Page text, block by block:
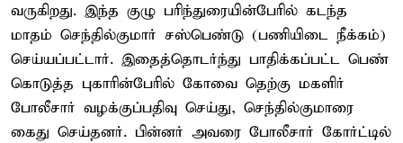
வருகிறது. இந்த குழு பரிந்துரையின்பேரில் கடந்த
மாதம் செந்தில்குமார் சஸ்பெண்டு (பணியிடை நீக்கம்)
செய்யப்பட்டார். இதைத்தொடர்ந்து பாதிக்கப்பட்ட பெண்
கொடுத்த புகாரின்பேரில் கோவை தெற்கு மகளிர்
போலீசார் வழக்குப்பதிவு செய்து, செந்தில்குமாரை
கைது செய்தனர். பின்னர் அவரை போலீசார் கோர்ட்டில்